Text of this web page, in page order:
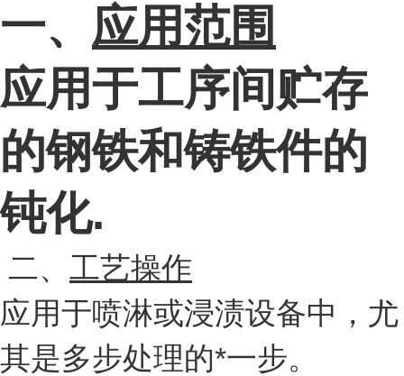
一、 应用范围
应用于工序间贮存
的钢铁和铸铁件的
钝化.
二、 工艺操作
应用于喷淋或浸渍设备中，尤
其是多步处理的*一步。